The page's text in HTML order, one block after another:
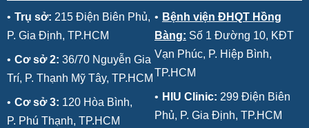
• Trụ sở: 215 Điện Biên Phủ,
P. Gia Định, TP.HCM
• Cơ sở 2: 36/70 Nguyễn Gia
Trí, P. Thạnh Mỹ Tây, TP.HCM
• Cơ sở 3: 120 Hòa Bình,
P. Phú Thạnh, TP.HCM
• Bệnh viện ĐHQT Hồng
Bàng: Số 1 Đường 10, KĐT
Vạn Phúc, P. Hiệp Bình,
TP.HCM
• HIU Clinic: 299 Điện Biên
Phủ, P. Gia Định, TP.HCM